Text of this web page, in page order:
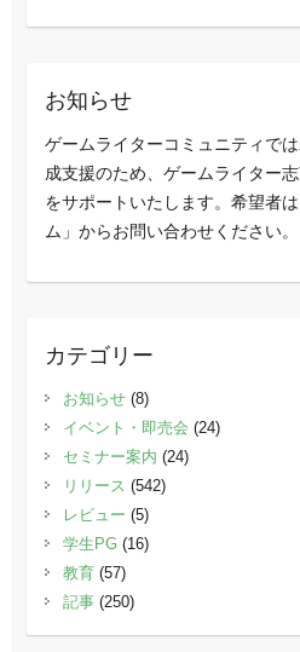
お知らせ
ゲームライターコミュニティで
成支援のため、ゲームライター
をサポートいたします。希望者
ム」からお問い合わせください。
カテゴリー
お知らせ(8)
イベント・即売会 (24)
セミナー案内 (24)
リリース (542)
レビュー (5)
学生PG(16)
教育(57)
記事(250)